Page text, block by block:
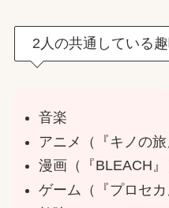
2人の共通している
音楽
アニメ（『キノの旅
漫画（『BLEACH』
ゲーム（『プロセカ